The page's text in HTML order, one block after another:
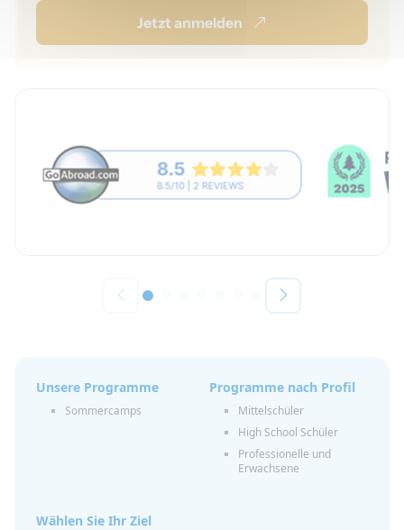
Jetzt anmelden
Unsere Programme
Sommercamps
Programme nach Profil
Mittelschüler
High School Schüler
Professionelle und
Erwachsene
Wählen Sie Ihr Ziel